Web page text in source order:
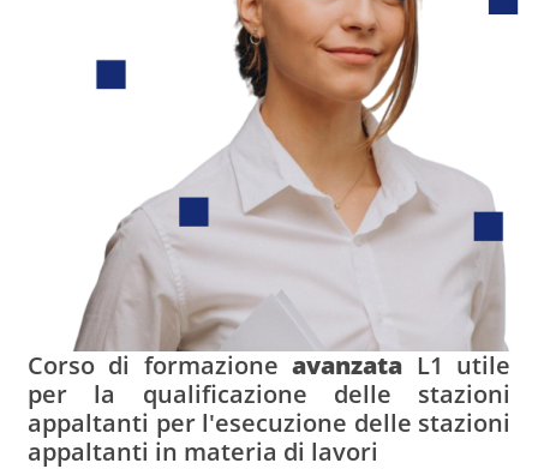
Corso di formazioneavanzata L1 utile
per la qualificazione delle stazioni
appaltanti per l'esecuzione delle stazioni
appaltanti in materia di lavori